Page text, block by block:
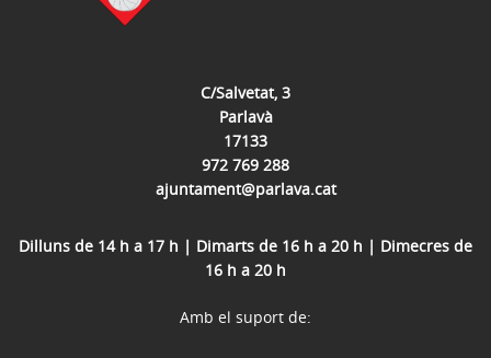
C/Salvetat, 3
Parlavà
17133
972 769 288
ajuntament@parlava.cat
Dilluns de 14 h a 17 h | Dimarts de 16 h a 20 h | Dimecres de
16 h a 20 h
Amb el suport de: